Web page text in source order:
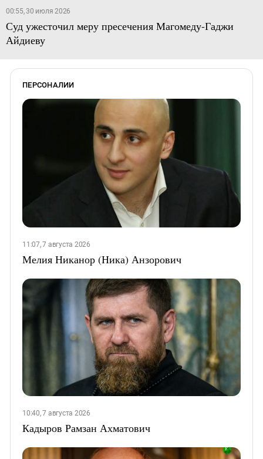
00:55, 30 июля 2026
Суд ужесточил меру пресечения Магомеду-Гаджи
Айдиеву
ПЕРСОНАЛИИ
11:07, 7 августа 2026
Мелия Никанор (Ника) Анзорович
10:40, 7 августа 2026
Кадыров Рамзан Ахматович